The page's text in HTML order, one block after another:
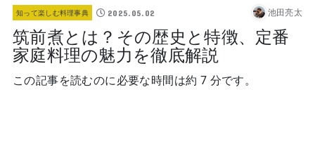
知って楽しむ料理事典 2025.05.02 池田亮太
筑前煮とは？その歴史と特徴、定番
家庭料理の魅力を徹底解説
この記事を読むのに必要な時間は約 7 分です。